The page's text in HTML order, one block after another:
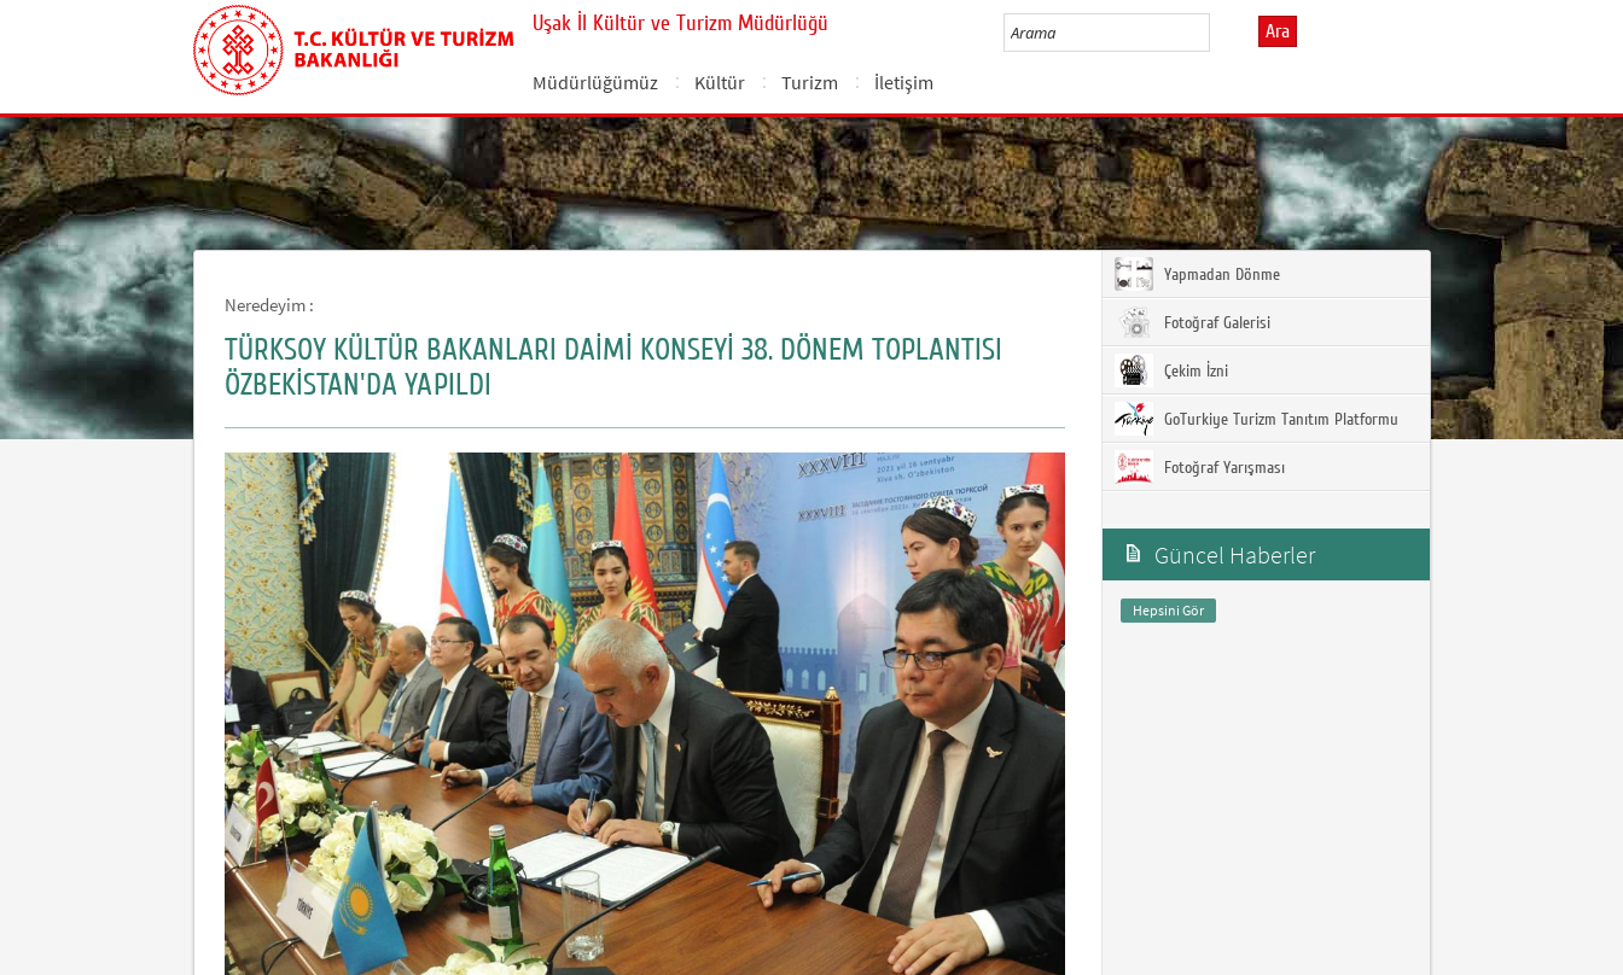
Uşak İl Kültür ve Turizm Müdürlüğü Ara
Müdürlüğümüz Kültür Turizm İletişim
Neredeyim :
TÜRKSOY KÜLTÜR BAKANLARI DAİMİ KONSEYİ 38. DÖNEM TOPLANTISI
ÖZBEKİSTAN'DA YAPILDI
Yapmadan Dönme
Fotoğraf Galerisi
Çekim İzni
GoTurkiye Turizm Tanıtım Platformu
Fotoğraf Yarışması
Güncel Haberler
Hepsini Gör